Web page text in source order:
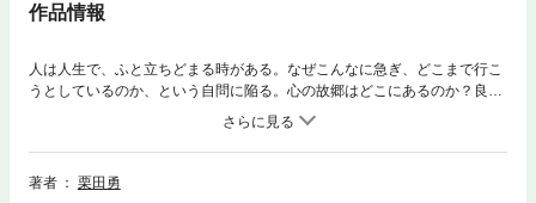
作品情報
人は人生で、ふと立ちどまる時がある。なぜこんなに急ぎ、どこまで行こ
うとしているのか、という自問に陥る。心の故郷はどこにあるのか？良寛
の深い生き方こそ日本人の心のふるさとと言えよう——。『道元の読み
著者
栗田勇